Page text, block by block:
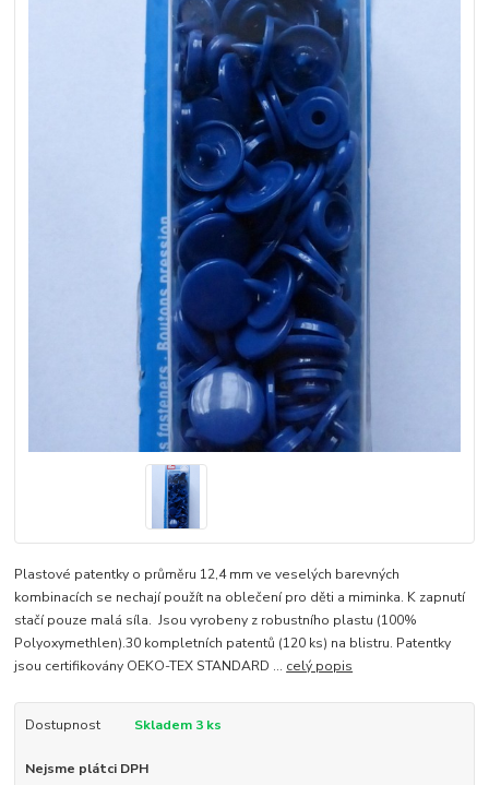
Plastové patentky o průměru 12,4 mm ve veselých barevných
kombinacích se nechají použít na oblečení pro děti a miminka. K zapnutí
stačí pouze malá síla. Jsou vyrobeny z robustního plastu (100%
Polyoxymethlen).30 kompletních patentů (120 ks) na blistru. Patentky
jsou certifikovány OEKO-TEX STANDARD ... celý popis
Dostupnost Skladem 3 ks
Nejsme plátci DPH